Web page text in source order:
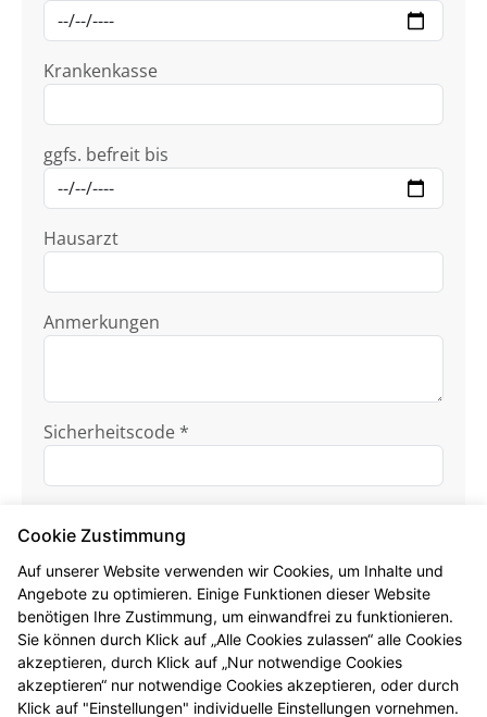
Krankenkasse
ggfs. befreit bis
Hausarzt
Anmerkungen
Sicherheitscode *
Ich habe dieDatenschutzhinweisezur
Kenntnis genommen.
Formular jetzt absenden
Cookie Zustimmung
Auf unserer Website verwenden wir Cookies, um Inhalte und
Angebote zu optimieren. Einige Funktionen dieser Website
benötigen Ihre Zustimmung, um einwandfrei zu funktionieren.
Sie können durch Klick auf „Alle Cookies zulassen“ alle Cookies
akzeptieren, durch Klick auf „Nur notwendige Cookies
akzeptieren“ nur notwendige Cookies akzeptieren, oder durch
Klick auf "Einstellungen" individuelle Einstellungen vornehmen.